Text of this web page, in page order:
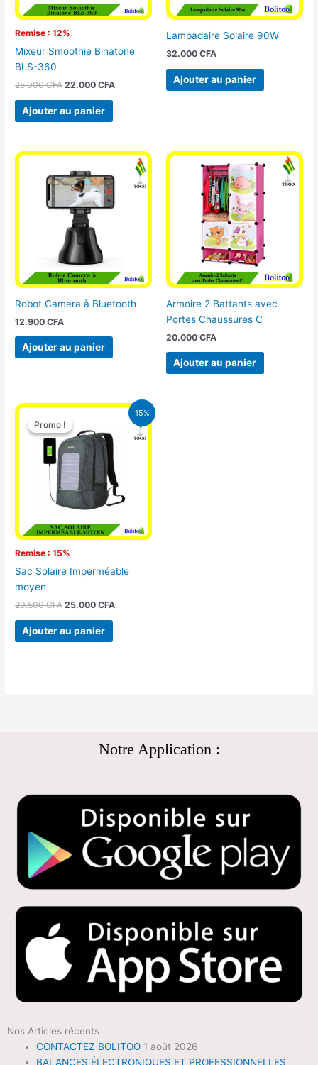
Remise : 12%
Mixeur Smoothie Binatone
BLS-360
25.000CFA 22.000CFA
Ajouter au panier
Lampadaire Solaire 90W
32.000 CFA
Ajouter au panier
Robot Camera à Bluetooth
12.900CFA
Ajouter au panier
Armoire 2 Battants avec
Portes Chaussures C
20.000 CFA
Ajouter au panier
15%
Promo !
Remise : 15%
Promo !
Sac Solaire Imperméable
moyen
29.500CFA
Le
prix
initial
était :
29.500 CFA.
25.000CFA
Le
prix
actuel
Ajouter au panier
Notre Application :
Nos Articles récents
CONTACTEZ BOLITOO 1 août 2026
BALANCES ÉLECTRONIQUES ET PROFESSIONNELLES